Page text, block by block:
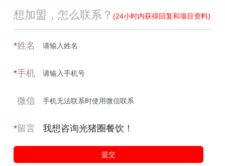
想加盟，怎么联系？ (24小时内获得回复和项目资料)
*姓名
*手机
微信
*留言